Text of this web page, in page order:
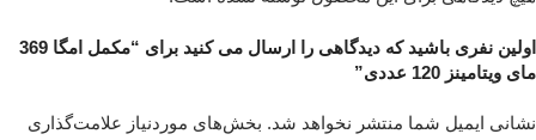
اولین نفری باشید که دیدگاهی را ارسال می کنید برای “مکمل امگا 369
مای ویتامینز 120 عددی”
نشانی ایمیل شما منتشر نخواهد شد. بخش‌های موردنیاز علامت‌گذاری